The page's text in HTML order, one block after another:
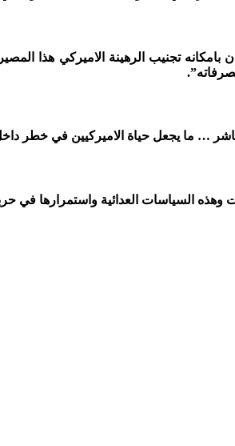
بامكانه تجنيب الرهينة الاميركي هذا
… ما يجعل حياة الاميركيين في خطر
السياسات العدائية واستمرارها في